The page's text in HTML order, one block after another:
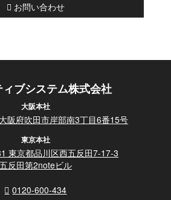
お問い合わせ
ブシステム株式会社
大阪本社
阪府吹田市岸部南3丁目6番15号
東京本社
東京都品川区西五反田7-17-3
五反田第2noteビル
0120-600-434